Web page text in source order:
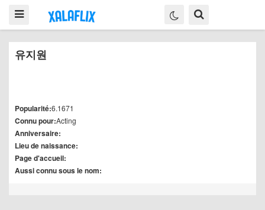
유지원
Popularité:6.1671
Connu pour:Acting
Anniversaire:
Lieu de naissance:
Page d'accueil:
Aussi connu sous le nom: